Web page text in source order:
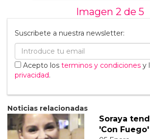
Imagen 2 de 5
Suscribete a nuestra newsletter:
Acepto los terminos y condiciones y
privacidad.
Noticias relacionadas
Soraya
'Con Fuego'